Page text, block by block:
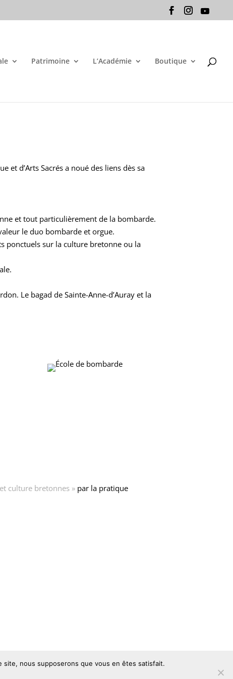
Patrimoine L’Académie Boutique
et d’Arts Sacrés a noué des liens dès sa
et tout particulièrement de la bombarde.
le duo bombarde et orgue.
ponctuels sur la culture bretonne ou la
Le bagad de Sainte-Anne-d’Auray et la
culture bretonnes » par la pratique
nous supposerons que vous en êtes satisfait.